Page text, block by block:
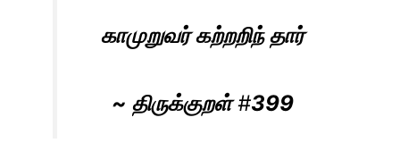
காமுறுவர் கற்றறிந் தார்
~ திருக்குறள்#399